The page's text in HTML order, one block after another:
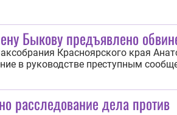
Быкову предъявлено
Красноярского края
в руководстве преступным
(п. «ж» ч. 2 ст. 105 УК РФ) жителя
сообщили 7 июля в Главном
по...
расследование дела против